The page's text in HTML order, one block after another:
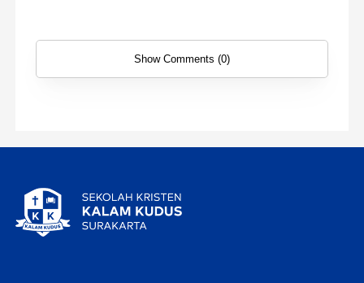
Show Comments (0)